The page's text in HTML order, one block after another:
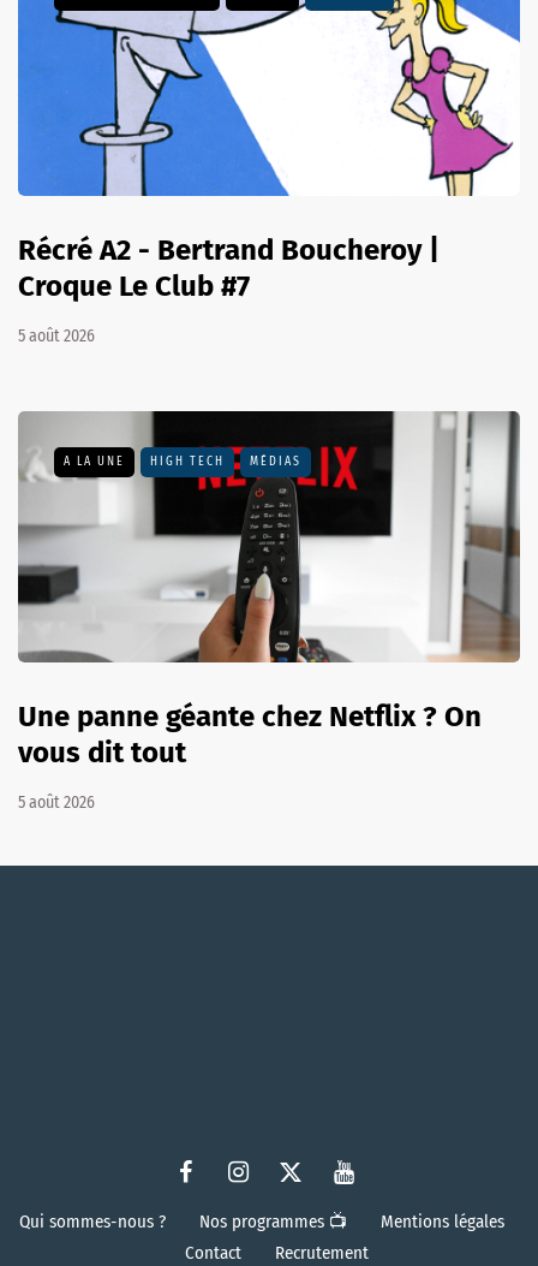
Récré A2 - Bertrand Boucheroy |
Croque Le Club #7
5 août 2026
A LA UNE HIGH TECH MÉDIAS
Une panne géante chez Netflix ? On
vous dit tout
5 août 2026
Qui sommes-nous ? Nos programmes 📺
Mentions légales
Contact
Recrutement